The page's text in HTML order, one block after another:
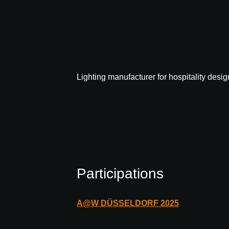
Lighting manufacturer for hospitality
Participations
A@W DÜSSELDORF 2025